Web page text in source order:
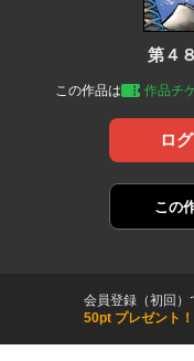
第４
この作品は 作品チ
ロ
この
会員登録（初回）
50pt プレゼント！